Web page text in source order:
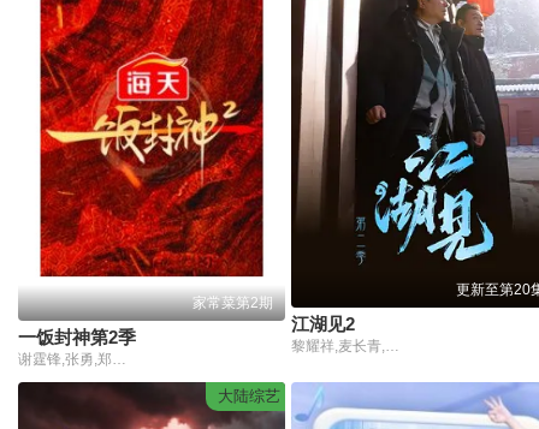
家常菜第2期
一饭封神第2季
更新至第20
江湖见2
黎耀祥,麦长青,米雪,陈浩民,樊少皇,吕颂贤
大陆综艺